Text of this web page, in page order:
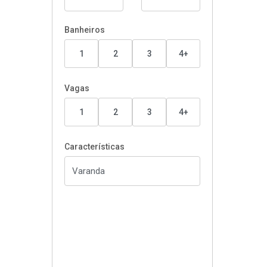
Banheiros
1 2 3 4+
Vagas
1 2 3 4+
Características